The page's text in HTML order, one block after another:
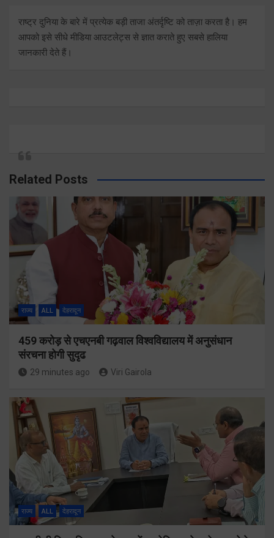
राष्ट्र दुनिया के बारे में प्रत्येक बड़ी ताजा अंतर्दृष्टि को ताज़ा करता है। हम
आपको इसे सीधे मीडिया आउटलेट्स से ज्ञात कराते हुए सबसे हालिया
जानकारी देते हैं।
Related Posts
राज्य ALL देहरादून
459 करोड़ से एचएनबी गढ़वाल विश्वविद्यालय में अनुसंधान
संरचना होगी सुदृढ
29 minutes ago Viri Gairola
राज्य ALL देहरादून